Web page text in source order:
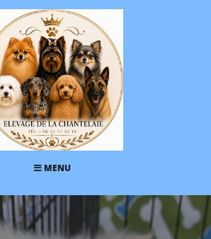
MENU